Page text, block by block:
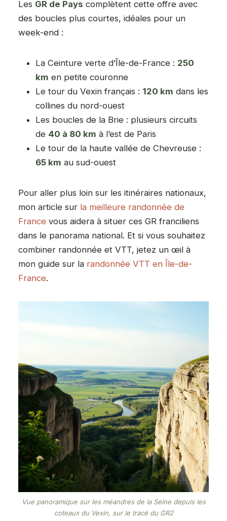
Les GR de Pays complètent cette offre avec
des boucles plus courtes, idéales pour un
week-end :
La Ceinture verte d’Île-de-France : 250
km en petite couronne
Le tour du Vexin français : 120 km dans les
collines du nord-ouest
Les boucles de la Brie : plusieurs circuits
de 40 à 80 km à l’est de Paris
Le tour de la haute vallée de Chevreuse :
65 km au sud-ouest
Pour aller plus loin sur les itinéraires nationaux,
mon article sur la meilleure randonnée de
France vous aidera à situer ces GR franciliens
dans le panorama national. Et si vous souhaitez
combiner randonnée et VTT, jetez un œil à
mon guide sur la randonnée VTT en Île-de-
France.
Vue panoramique sur les méandres de la Seine depuis les
coteaux du Vexin, sur le tracé du GR2